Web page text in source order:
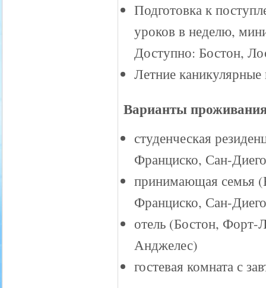
Подготовка к
уроков в неделю,
Доступно: Бостон,
Летние
Варианты
студенческая
Франциско, Сан-
принимающая семья
Франциско, Сан-
отель (Бостон,
Анджелес)
гостевая комната с